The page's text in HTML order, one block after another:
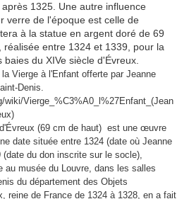
après 1325. Une autre influence
verre de l'époque est celle de
à la statue en argent doré de 69
, réalisée entre 1324 et 1339, pour la
du XIVe siècle d'Évreux.
Vierge à l'Enfant offerte par Jeanne
Denis.
wiki/Vierge_%C3%A0_l%27Enfant_(Jean
(69 cm de haut) est une œuvre
date située entre 1324 (date où Jeanne
(date du don inscrite sur le socle),
au musée du Louvre, dans les salles
du département des Objets
reine de France de 1324 à 1328, en a fait